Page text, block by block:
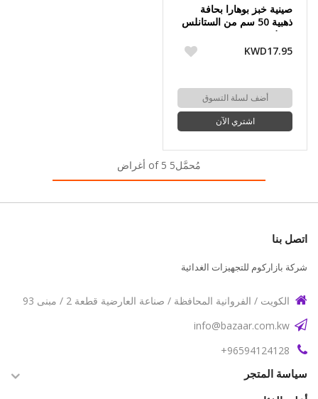
صينية خبز بوهارا بحافة
ذهبية 50 سم من الستانلس
ستيل 18/10 (304)
KWD17.95
أضف لسلة التسوق
اشتري الآن
مُحمَّل5 of 5 أغراض
اتصل بنا
شركة بازاركوم للتجهيزات الغدائية
الكويت / الفروانية المحافظة / صناعة العارضية قطعة 2 / مبنى 93
info@bazaar.com.kw
96594124128+
سياسة المتجر